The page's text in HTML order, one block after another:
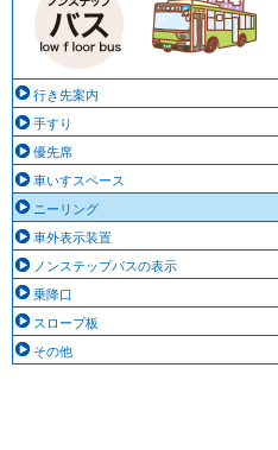
行き先案内
手すり
優先席
車いすスペース
ニーリング
車外表示装置
ノンステップバスの表示
乗降口
スロープ板
その他